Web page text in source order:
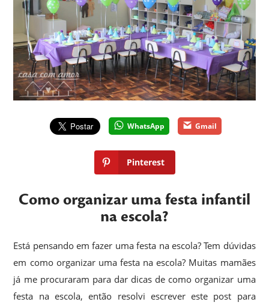
WhatsApp Gmail
Pinterest
Como organizar uma festa infantil
na escola?
Está pensando em fazer uma festa na escola? Tem dúvidas
em como organizar uma festa na escola? Muitas mamães
já me procuraram para dar dicas de como organizar uma
festa na escola, então resolvi escrever este post para